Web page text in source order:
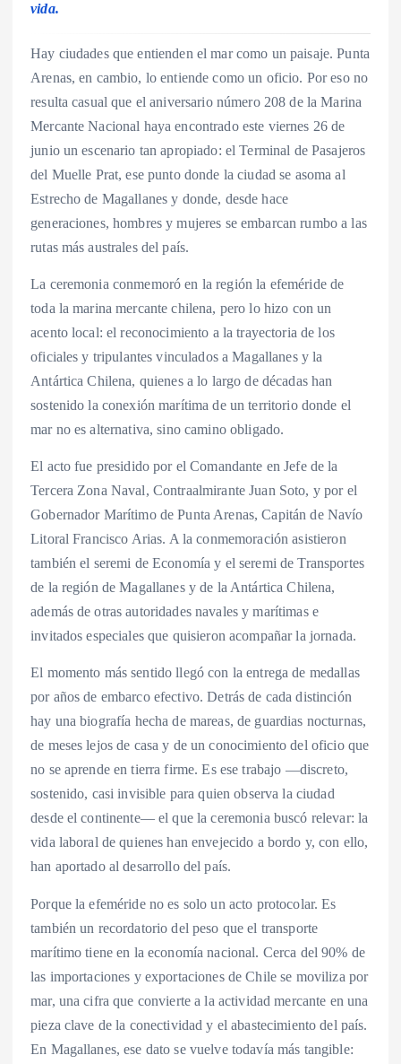
vida.
Hay ciudades que entienden el mar como un paisaje. Punta
Arenas, en cambio, lo entiende como un oficio. Por eso no
resulta casual que el aniversario número 208 de la Marina
Mercante Nacional haya encontrado este viernes 26 de
junio un escenario tan apropiado: el Terminal de Pasajeros
del Muelle Prat, ese punto donde la ciudad se asoma al
Estrecho de Magallanes y donde, desde hace
generaciones, hombres y mujeres se embarcan rumbo a las
rutas más australes del país.
La ceremonia conmemoró en la región la efeméride de
toda la marina mercante chilena, pero lo hizo con un
acento local: el reconocimiento a la trayectoria de los
oficiales y tripulantes vinculados a Magallanes y la
Antártica Chilena, quienes a lo largo de décadas han
sostenido la conexión marítima de un territorio donde el
mar no es alternativa, sino camino obligado.
El acto fue presidido por el Comandante en Jefe de la
Tercera Zona Naval, Contraalmirante Juan Soto, y por el
Gobernador Marítimo de Punta Arenas, Capitán de Navío
Litoral Francisco Arias. A la conmemoración asistieron
también el seremi de Economía y el seremi de Transportes
de la región de Magallanes y de la Antártica Chilena,
además de otras autoridades navales y marítimas e
invitados especiales que quisieron acompañar la jornada.
El momento más sentido llegó con la entrega de medallas
por años de embarco efectivo. Detrás de cada distinción
hay una biografía hecha de mareas, de guardias nocturnas,
de meses lejos de casa y de un conocimiento del oficio que
no se aprende en tierra firme. Es ese trabajo —discreto,
sostenido, casi invisible para quien observa la ciudad
desde el continente— el que la ceremonia buscó relevar: la
vida laboral de quienes han envejecido a bordo y, con ello,
han aportado al desarrollo del país.
Porque la efeméride no es solo un acto protocolar. Es
también un recordatorio del peso que el transporte
marítimo tiene en la economía nacional. Cerca del 90% de
las importaciones y exportaciones de Chile se moviliza por
mar, una cifra que convierte a la actividad mercante en una
pieza clave de la conectividad y el abastecimiento del país.
En Magallanes, ese dato se vuelve todavía más tangible: